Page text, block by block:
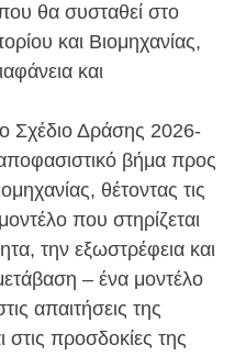
θα συσταθεί στο
και Βιομηχανίας,
και
Σχέδιο Δράσης 2026-
βήμα προς
θέτοντας τις
που στηρίζεται
την εξωστρέφεια και
– ένα μοντέλο
απαιτήσεις της
προσδοκίες της